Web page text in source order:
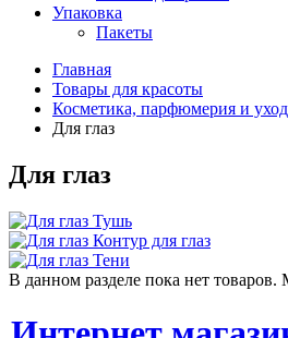
Упаковка
Пакеты
Главная
Товары для красоты
Косметика, парфюмерия и
Для глаз
Для глаз
Тушь
Контур для глаз
Тени
В данном разделе пока нет